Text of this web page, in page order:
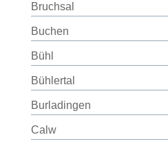
Bruchsal
Buchen
Bühl
Bühlertal
Burladingen
Calw